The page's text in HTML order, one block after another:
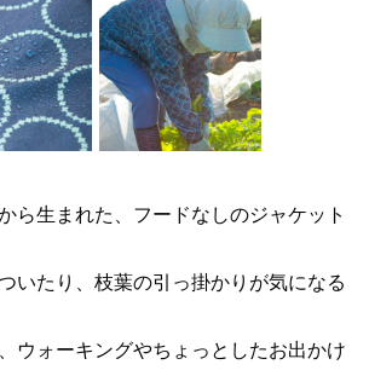
ら生まれた、フードなしのジャケット
いたり、枝葉の引っ掛かりが気になる
ウォーキングやちょっとしたお出かけ